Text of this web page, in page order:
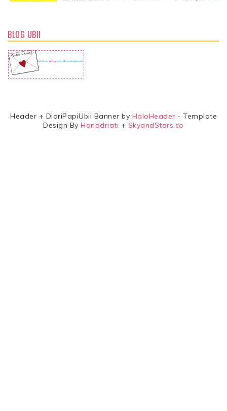
BLOG UBII
Header + DiariPapiUbii Banner by HaloHeader - Template
Design By Handdriati + SkyandStars.co